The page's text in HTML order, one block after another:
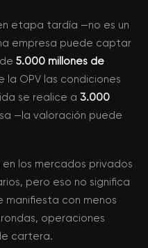
etapa tardía —no es un
empresa puede captar
5.000 millones de
la OPV las condiciones
se realice a 3.000
—la valoración puede
los mercados privados
pero eso no significa
manifiesta con menos
operaciones
cartera.